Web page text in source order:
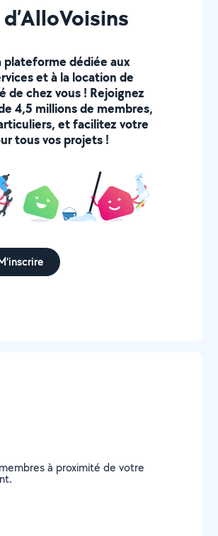
plateforme dédiée aux
et à la location de
de chez vous ! Rejoignez
4,5 millions de membres,
et facilitez votre
tous vos projets !
à proximité de votre